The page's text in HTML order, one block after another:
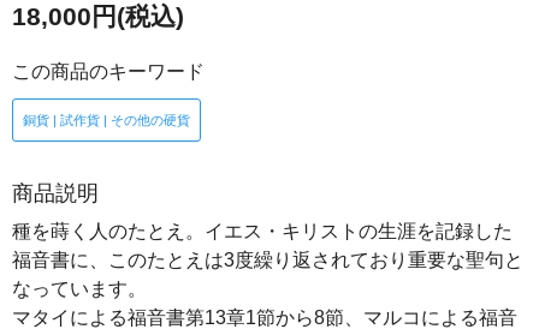
18,000円(税込)
この商品のキーワード
銅貨 | 試作貨 | その他の硬貨
商品説明
種を蒔く人のたとえ。イエス・キリストの生涯を記録した
福音書に、このたとえは3度繰り返されており重要な聖句と
なっています。
マタイによる福音書第13章1節から8節、マルコによる福音